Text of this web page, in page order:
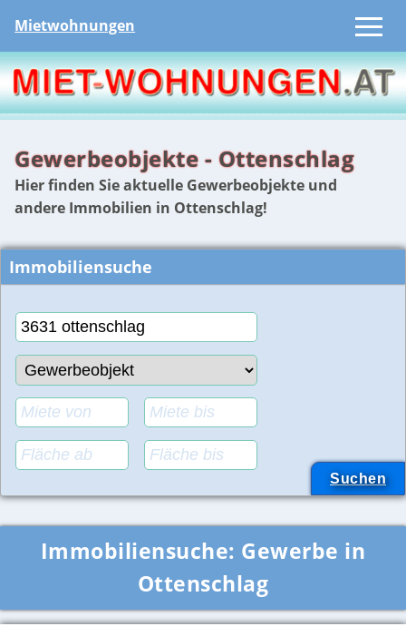
Mietwohnungen
Gewerbeobjekte - Ottenschlag
Hier finden Sie aktuelle Gewerbeobjekte und
andere Immobilien in Ottenschlag!
Immobiliensuche
Immobiliensuche: Gewerbe in
Ottenschlag